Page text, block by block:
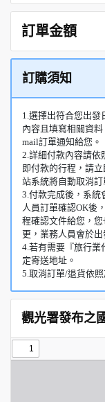
訂單金額
訂購須知
1.選擇出符合您出
內容且填寫相關資
mail訂單通知給您。
2.詳細付款內容請依
即付款的行程，請
站系統將自動取消
3.付款完成後，系統
人員訂單確認OK後
程確認文件給您，
更，業務人員會於出
4.若有需要『旅行業
定寄送地址。
5.取消訂單/退貨依
觀光署發布之